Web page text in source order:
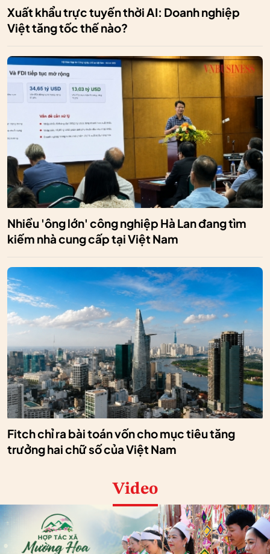
Xuất khẩu trực tuyến thời AI: Doanh nghiệp
Việt tăng tốc thế nào?
Nhiều 'ông lớn' công nghiệp Hà Lan đang tìm
kiếm nhà cung cấp tại Việt Nam
Fitch chỉ ra bài toán vốn cho mục tiêu tăng
trưởng hai chữ số của Việt Nam
Video